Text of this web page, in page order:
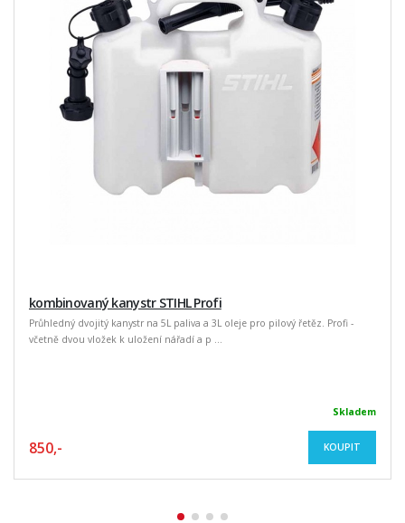
kombinovaný kanystr STIHL Profi
Průhledný dvojitý kanystr na 5L paliva a 3L oleje pro pilový řetěz. Profi -
včetně dvou vložek k uložení nářadí a p ...
Skladem
850,- KOUPIT